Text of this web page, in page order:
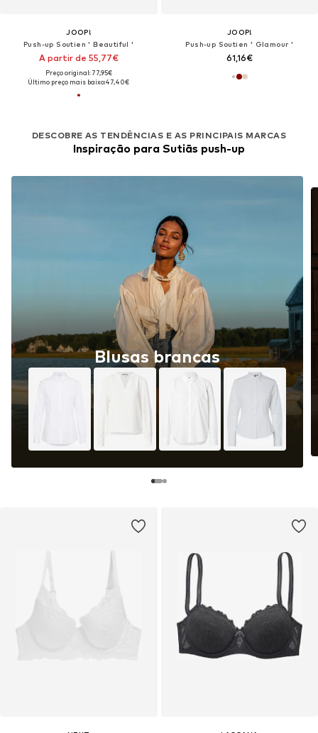
JOOP!
Push-up Soutien ' Beautiful '
A partir de 55,77€
Preço original: 77,95€
Último preço mais baixo:47,40€
DESCOBRE AS TENDÊNCIAS E AS PRINCIPAIS MARCAS
Inspiração para Sutiãs push-up
Blusas brancas
JOOP!
Push-up Soutien ' Glamour '
61,16€